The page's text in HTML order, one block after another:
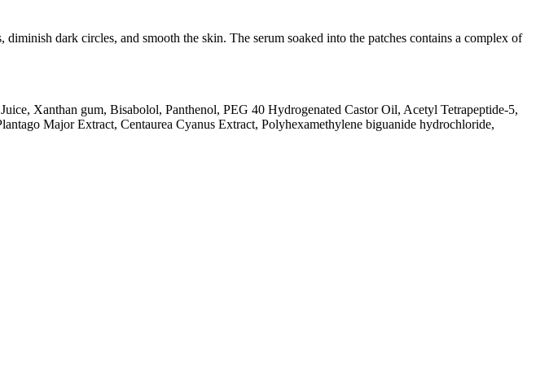
dark circles, and smooth the skin. The serum soaked into the patches contains a complex of
Xanthan gum, Bisabolol, Panthenol, PEG 40 Hydrogenated Castor Oil, Acetyl Tetrapeptide-5,
Major Extract, Centaurea Cyanus Extract, Polyhexamethylene biguanide hydrochloride,